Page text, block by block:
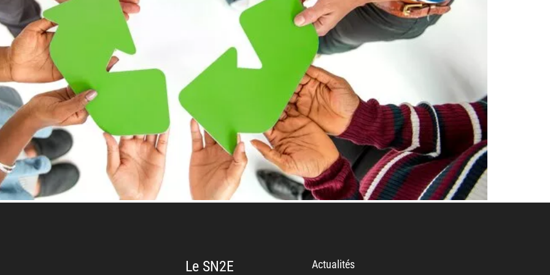
Le SN2E Actualités